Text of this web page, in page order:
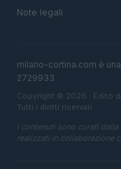
Note legali
milano-cortina.com è
2729933
Copyright © 2026 · Edito
Tutti i diritti riservati
I contenuti sono curati
realizzati in collaborazione